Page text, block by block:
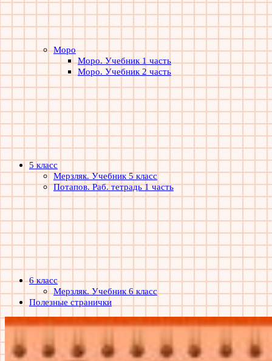
Моро
Моро. Учебник 1 часть
Моро. Учебник 2 часть
5 класс
Мерзляк. Учебник 5 класс
Потапов. Раб. тетрадь 1 часть
6 класс
Мерзляк. Учебник 6 класс
Полезные странички